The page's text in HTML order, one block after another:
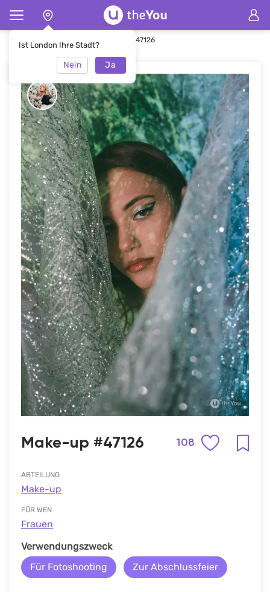
Ist London Ihre Stadt?
Nein Ja
Hauptseite Make-up Make-up #47126
Make-up #47126 108
ABTEILUNG
Make-up
FÜR WEN
Frauen
Verwendungszweck
Für Fotoshooting
Zur Abschlussfeier